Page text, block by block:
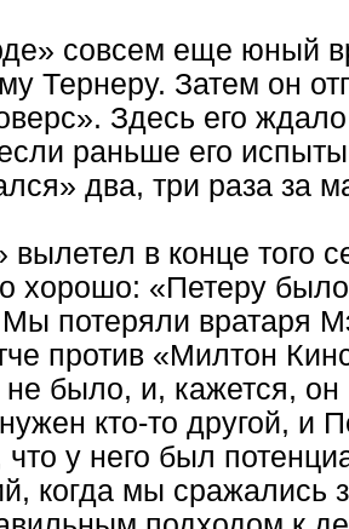
совсем еще юный
Тернеру. Затем он
Здесь его
раньше его
два, три раза за
в конце того
хорошо: «Петеру
потеряли вратаря
против «Милтон
не было, и, кажется,
кто-то другой, и
у него был
когда мы сражались